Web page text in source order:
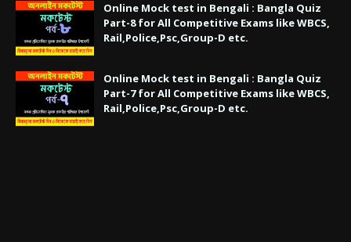
Online Mock test in Bengali : Bangla Quiz
Part-8 for All Competitive Exams like WBCS,
Rail,Police,Psc,Group-D etc.
Online Mock test in Bengali : Bangla Quiz
Part-7 for All Competitive Exams like WBCS,
Rail,Police,Psc,Group-D etc.